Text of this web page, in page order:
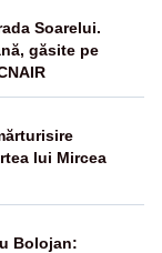
Soarelui.
găsite pe
lui Mircea
Bolojan: